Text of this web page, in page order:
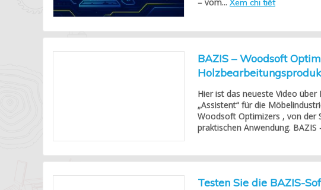
Xem chi tiết
BAZIS – Woodsoft
Hier ist das neueste Video
„Assistent“ für die
Woodsoft Optimizers , von der
praktischen Anwendung.
Testen Sie die BAZIS-